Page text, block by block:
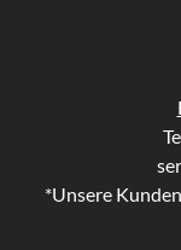
*Unsere